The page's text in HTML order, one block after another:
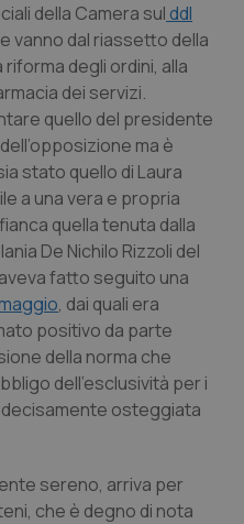
della Camera sul ddl
vanno dal riassetto della
degli ordini, alla
dei servizi.
quello del presidente
ma è
stato quello di Laura
a una vera e propria
quella tenuta dalla
De Nichilo Rizzoli del
fatto seguito una
, dai quali era
positivo da parte
della norma che
dell’esclusività per i
osteggiata
sereno, arriva per
che è degno di nota